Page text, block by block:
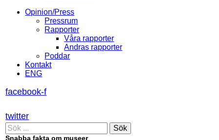
Opinion/Press
Pressrum
Rapporter
Våra rapporter
Andras rapporter
Poddar
Kontakt
ENG
facebook-f
twitter
Sök
Snabba fakta om museer